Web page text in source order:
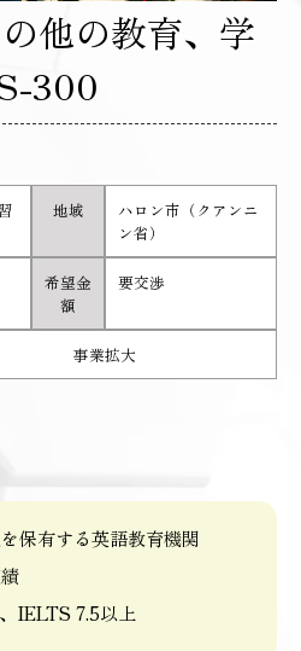
他の教育、学
300
地域
ハロン市（クアンニ
ン省）
希望金
額
要交渉
事業拡大
保有する英語教育機関
IELTS 7.5以上